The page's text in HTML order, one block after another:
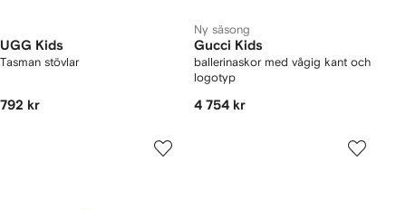
UGG Kids
Tasman stövlar
792 kr
Ny säsong
Gucci Kids
ballerinaskor med vågig kant och
logotyp
4 754 kr